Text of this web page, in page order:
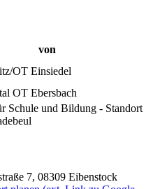
von
OT Einsiedel
OT Ebersbach
Schule und Bildung - Standort
7, 08309 Eibenstock